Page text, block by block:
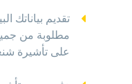
تقديم بياناتك
مطلوبة من
على تأشيرة